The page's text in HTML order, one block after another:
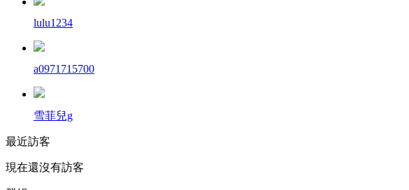
lulu1234
a0971715700
雪菲兒g
最近訪客
現在還沒有訪客